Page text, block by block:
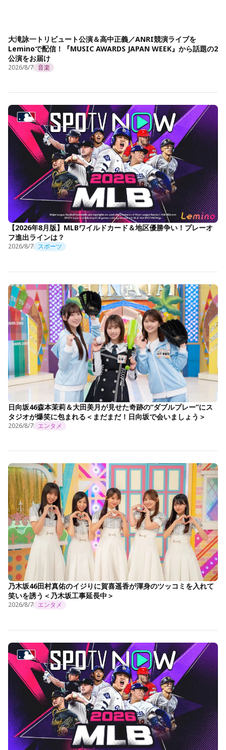
大滝詠一トリビュート公演＆高中正義／ANRI競演ライブを
Leminoで配信！『MUSIC AWARDS JAPAN WEEK』から話題の2
公演をお届け
2026/8/7 音楽
【2026年8月版】MLBワイルドカード＆地区優勝争い！プレーオ
フ進出ラインは？
2026/8/7 スポーツ
日向坂46森本茉莉＆大田美月が見せた奇跡の“ダブルプレー”にス
タジオが爆笑に包まれる＜まだまだ！日向坂で会いましょう＞
2026/8/7 エンタメ
乃木坂46田村真佑のイジりに賀喜遥香が渾身のツッコミを入れて
笑いを誘う＜乃木坂工事延長中＞
2026/8/7 エンタメ